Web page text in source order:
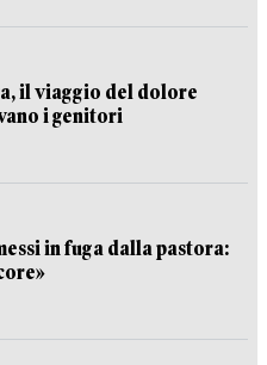
il viaggio del dolore
i genitori
in fuga dalla pastora: